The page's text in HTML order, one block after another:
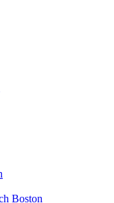
Boston